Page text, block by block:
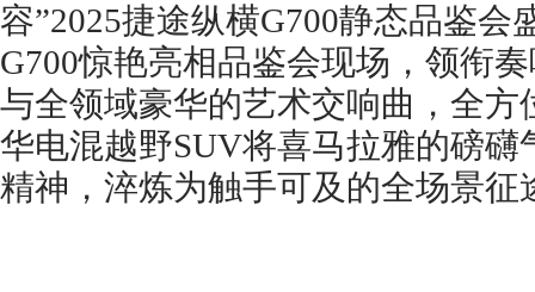
容”2025捷途纵横G700静态品鉴会
G700惊艳亮相品鉴会现场，领衔
与全领域豪华的艺术交响曲，全方
华电混越野SUV将喜马拉雅的磅礴
精神，淬炼为触手可及的全场景征